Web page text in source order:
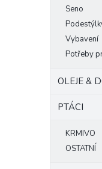
Seno
Vybavení
Potřeby
OLEJE &
PTÁCI
KRMIVO
OSTATNÍ